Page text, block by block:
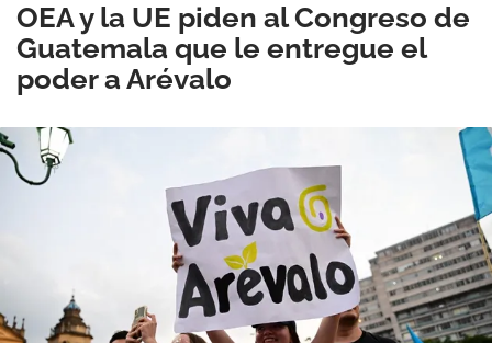
OEA y la UE piden al Congreso de
Guatemala que le entregue el
poder a Arévalo